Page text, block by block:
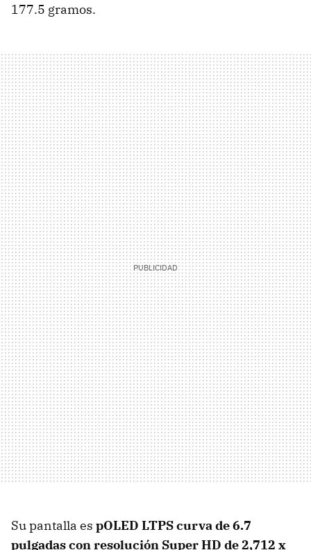
177.5 gramos.
Su pantalla es pOLED LTPS curva de 6.7
pulgadas con resolución Super HD de 2,712 x